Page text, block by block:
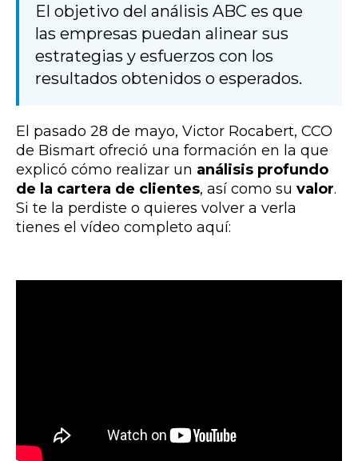
El objetivo del análisis ABC es que
las empresas puedan alinear sus
estrategias y esfuerzos con los
resultados obtenidos o esperados.
El pasado 28 de mayo, Victor Rocabert, CCO
de Bismart ofreció una formación en la que
explicó cómo realizar un análisis profundo
de la cartera de clientes, así como su valor.
Si te la perdiste o quieres volver a verla
tienes el vídeo completo aquí: